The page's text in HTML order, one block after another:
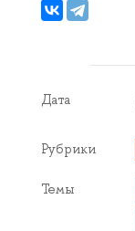
Дата
Рубрики
Темы